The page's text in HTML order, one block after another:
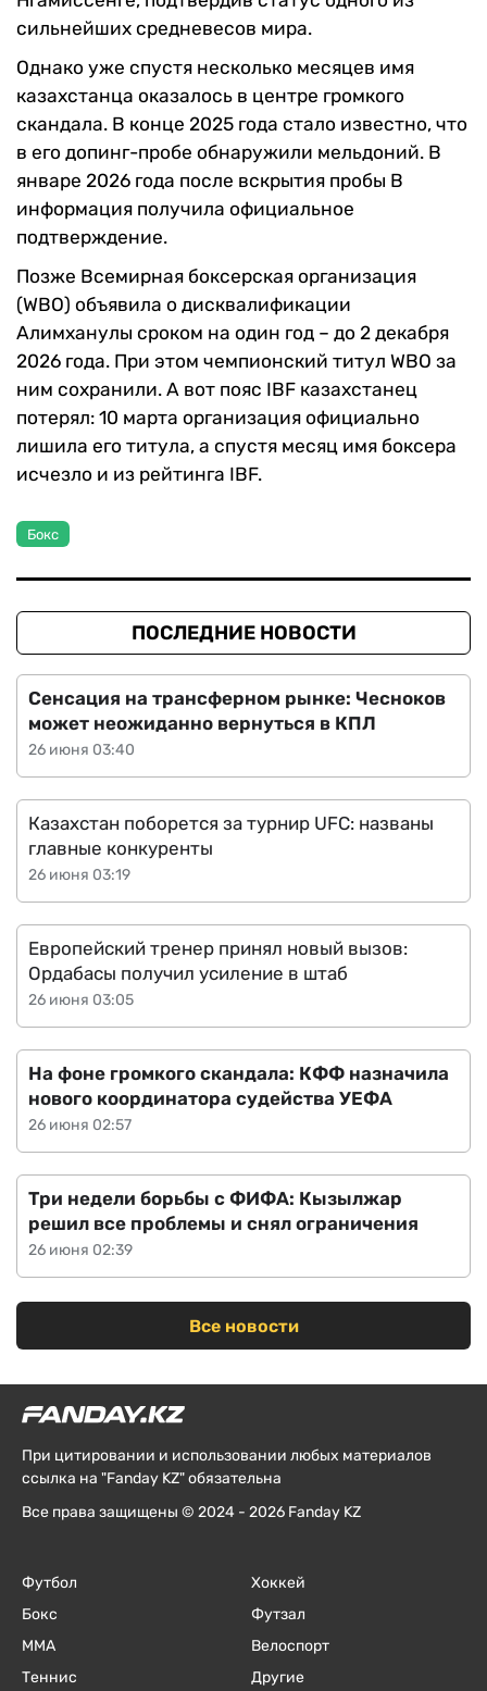
сильнейших средневесов мира.
Однако уже спустя несколько месяцев имя
казахстанца оказалось в центре громкого
скандала. В конце 2025 года стало известно, что
в его допинг-пробе обнаружили мельдоний. В
январе 2026 года после вскрытия пробы B
информация получила официальное
подтверждение.
Позже Всемирная боксерская организация
(WBO) объявила о дисквалификации
Алимханулы сроком на один год – до 2 декабря
2026 года. При этом чемпионский титул WBO за
ним сохранили. А вот пояс IBF казахстанец
потерял: 10 марта организация официально
лишила его титула, а спустя месяц имя боксера
исчезло и из рейтинга IBF.
Бокс
ПОСЛЕДНИЕ НОВОСТИ
26 июня 03:40
Сенсация на трансферном рынке: Чесноков
может неожиданно вернуться в КПЛ
26 июня 03:19
Казахстан поборется за турнир UFC: названы
главные конкуренты
26 июня 03:05
Европейский тренер принял новый вызов:
Ордабасы получил усиление в штаб
26 июня 02:57
На фоне громкого скандала: КФФ назначила
нового координатора судейства УЕФА
26 июня 02:39
Три недели борьбы с ФИФА: Кызылжар
решил все проблемы и снял ограничения
Все новости
При цитировании и использовании любых материалов
ссылка на "Fanday KZ" обязательна
Все права защищены © 2024 - 2026 Fanday KZ
Футбол
Бокс
ММА
Теннис
Хоккей
Футзал
Велоспорт
Другие